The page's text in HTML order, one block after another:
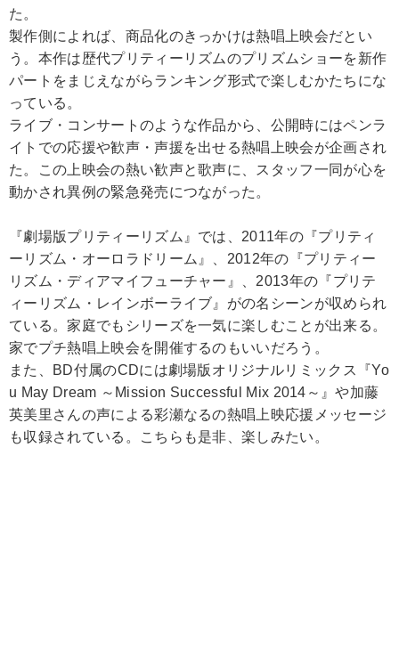
た。
製作側によれば、商品化のきっかけは熱唱上映会だとい
う。本作は歴代プリティーリズムのプリズムショーを新作
パートをまじえながらランキング形式で楽しむかたちにな
っている。
ライブ・コンサートのような作品から、公開時にはペンラ
イトでの応援や歓声・声援を出せる熱唱上映会が企画され
た。この上映会の熱い歓声と歌声に、スタッフ一同が心を
動かされ異例の緊急発売につながった。
『劇場版プリティーリズム』では、2011年の『プリティ
ーリズム・オーロラドリーム』、2012年の『プリティー
リズム・ディアマイフューチャー』、2013年の『プリテ
ィーリズム・レインボーライブ』がの名シーンが収められ
ている。家庭でもシリーズを一気に楽しむことが出来る。
家でプチ熱唱上映会を開催するのもいいだろう。
また、BD付属のCDには劇場版オリジナルリミックス『Yo
u May Dream ～Mission Successful Mix 2014～』や加藤
英美里さんの声による彩瀬なるの熱唱上映応援メッセージ
も収録されている。こちらも是非、楽しみたい。